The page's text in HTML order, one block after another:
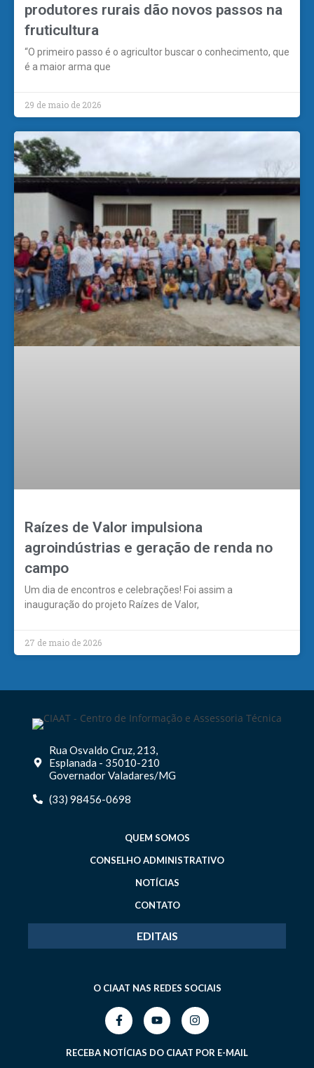
produtores rurais dão novos passos na
fruticultura
“O primeiro passo é o agricultor buscar o conhecimento, que
é a maior arma que
29 de maio de 2026
Raízes de Valor impulsiona
agroindústrias e geração de renda no
campo
Um dia de encontros e celebrações! Foi assim a
inauguração do projeto Raízes de Valor,
27 de maio de 2026
Rua Osvaldo Cruz, 213,
Esplanada - 35010-210
Governador Valadares/MG
(33) 98456-0698
QUEM SOMOS
CONSELHO ADMINISTRATIVO
NOTÍCIAS
CONTATO
EDITAIS
O CIAAT NAS REDES SOCIAIS
RECEBA NOTÍCIAS DO CIAAT POR E-MAIL